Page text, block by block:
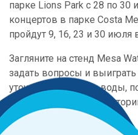
парке Lions Park с 28 по 30
концертов в парке Costa
пройдут 9, 16, 23 и 30 июля
Загляните на стенд Mesa
задать вопросы и
уточку или бутылку воды,
популярное колесо